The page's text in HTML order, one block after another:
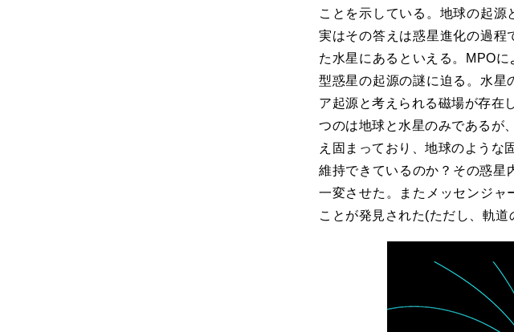
ことを示している。地球の起源
実はその答えは惑星進化の過
た水星にあるといえる。MPO
型惑星の起源の謎に迫る。水
ア起源と考えられる磁場が存在
つのは地球と水星のみであるが
え固まっており、地球のような
維持できているのか？その惑星
一変させた。またメッセンジ
ことが発見された(ただし、軌道